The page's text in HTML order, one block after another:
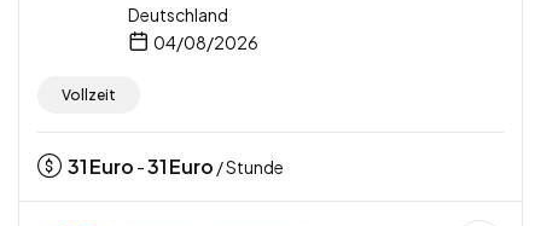
Deutschland
04/08/2026
Vollzeit
31Euro -31Euro / Stunde